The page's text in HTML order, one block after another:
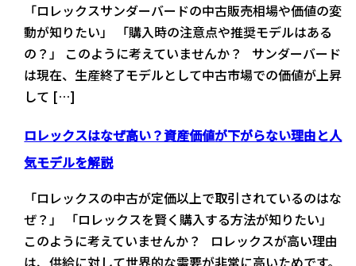
「ロレックスサンダーバードの中古販売相場や価値の変
動が知りたい」 「購入時の注意点や推奨モデルはある
の？」 このように考えていませんか？ サンダーバード
は現在、生産終了モデルとして中古市場での価値が上昇
して […]
ロレックスはなぜ高い？資産価値が下がらない理由と人
気モデルを解説
「ロレックスの中古が定価以上で取引されているのはな
ぜ？」 「ロレックスを賢く購入する方法が知りたい」
このように考えていませんか？ ロレックスが高い理由